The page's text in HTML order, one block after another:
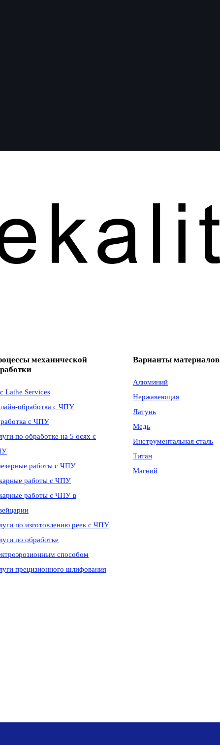
механической
Lathe Services
обработка с ЧПУ
с ЧПУ
по обработке на 5 осях с
работы с ЧПУ
работы с ЧПУ
работы с ЧПУ в
по изготовлению реек с ЧПУ
по обработке
способом
прецизионного шлифования
Варианты материалов
Алюминий
Нержавеющая
Латунь
Медь
Инструментальная сталь
Титан
Магний